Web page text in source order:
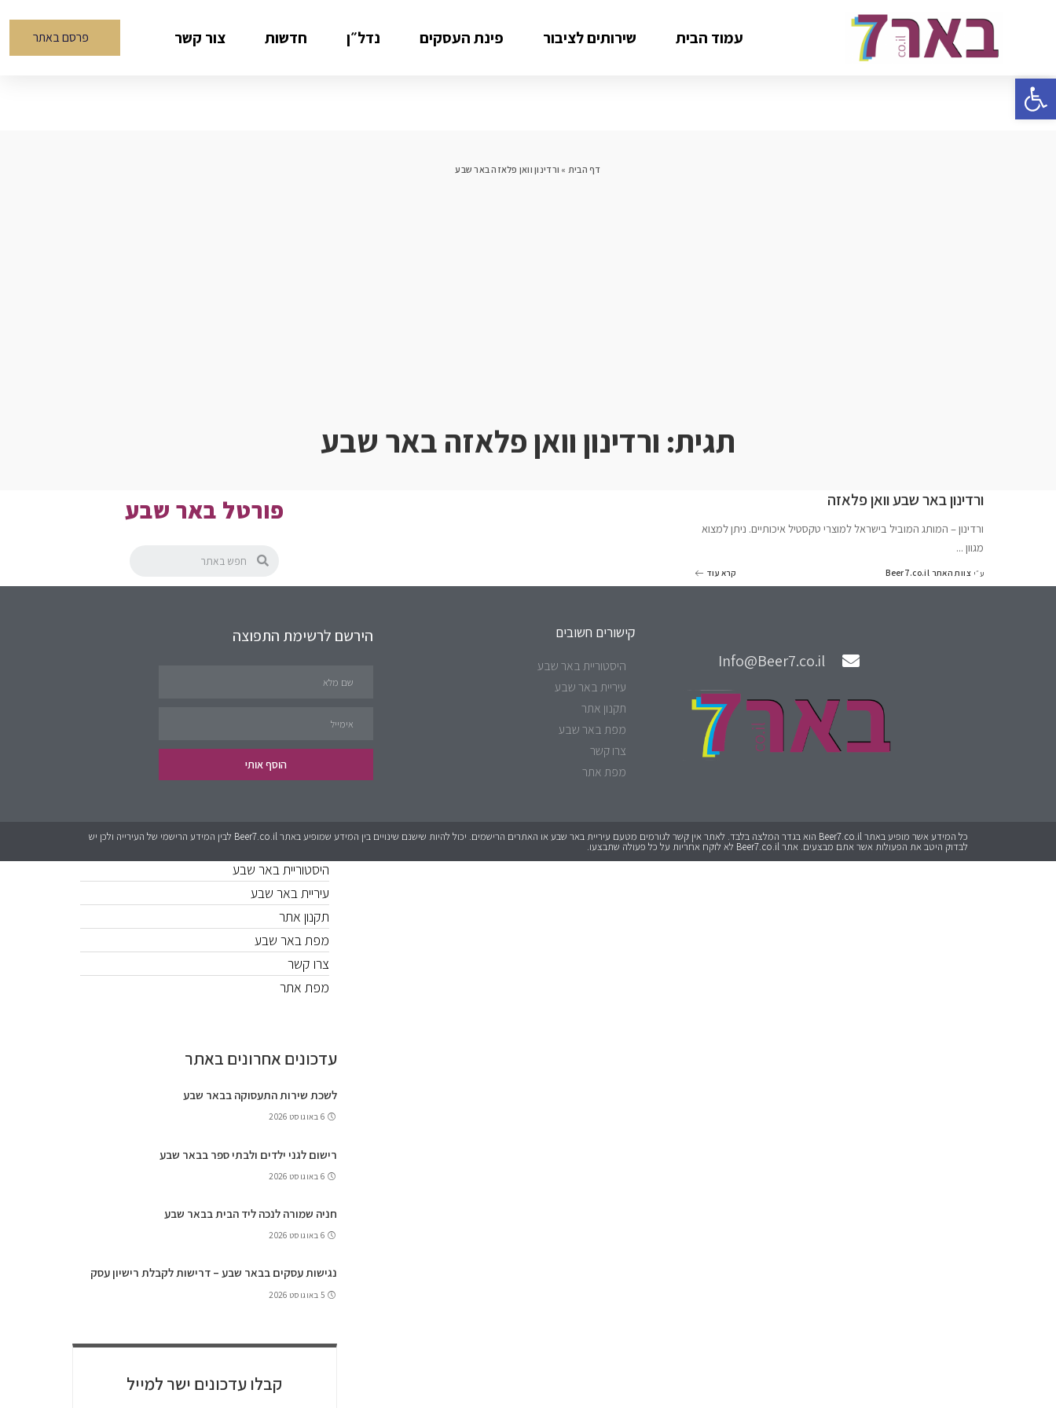
פתח סרגל נגישות
עמוד הבית שירותים לציבור פינת העסקים נדל״ן חדשות צור קשר פרסם באתר
דף הבית » ורדינון וואן פלאזה באר שבע
תגית: ורדינון וואן פלאזה באר שבע
ורדינון באר שבע וואן פלאזה
ורדינון – המותג המוביל בישראל למוצרי טקסטיל איכותיים. ניתן למצוא
מגוון ...
ע״י צוות האתר Beer7.co.il קרא עוד
פורטל באר שבע
תחומים באתר
נדל״ן
קישורים חשובים
היסטוריית באר שבע
עיריית באר שבע
תקנון אתר
מפת באר שבע
צרו קשר
מפת אתר
עדכונים אחרונים באתר
לשכת שירות התעסוקה בבאר שבע
6 באוגוסט 2026
רישום לגני ילדים ולבתי ספר בבאר שבע
6 באוגוסט 2026
חניה שמורה לנכה ליד הבית בבאר שבע
6 באוגוסט 2026
נגישות עסקים בבאר שבע – דרישות לקבלת רישיון עסק
5 באוגוסט 2026
קבלו עדכונים ישר למייל
Info@Beer7.co.il
קישורים חשובים
היסטוריית באר שבע
עיריית באר שבע
תקנון אתר
מפת באר שבע
צרו קשר
מפת אתר
הירשם לרשימת התפוצה
הוסף אותי
כל המידע אשר מופיע באתר Beer7.co.il הוא בגדר המלצה בלבד. לאתר אין קשר לגורמים מטעם עיריית באר שבע או האתרים הרישמים. יכול להיות שישנם שינויים בין המידע שמופיע באתר Beer7.co.il לבין המידע הרישמי של העירייה ולכן יש
לבדוק היטב את הפעולות אשר אתם מבצעים. אתר Beer7.co.il לא לוקח אחריות על כל פעולה שתבצעו.